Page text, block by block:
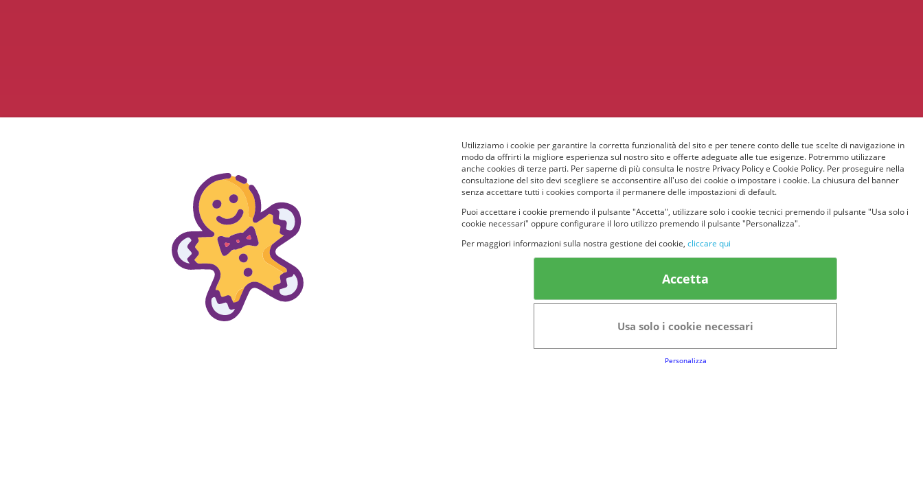
© provaprodottigratis.it 2023 | All Rights Reserved.
FAQs
Regolamento del Servizio
Utilizziamo i cookie per garantire la corretta funzionalità del sito e per tenere conto delle tue scelte di navigazione in
modo da offrirti la migliore esperienza sul nostro sito e offerte adeguate alle tue esigenze. Potremmo utilizzare
anche cookies di terze parti. Per saperne di più consulta le nostre Privacy Policy e Cookie Policy. Per proseguire nella
consultazione del sito devi scegliere se acconsentire all'uso dei cookie o impostare i cookie. La chiusura del banner
senza accettare tutti i cookies comporta il permanere delle impostazioni di default.
Puoi accettare i cookie premendo il pulsante "Accetta", utilizzare solo i cookie tecnici premendo il pulsante "Usa solo i
cookie necessari" oppure configurare il loro utilizzo premendo il pulsante "Personalizza".
Per maggiori informazioni sulla nostra gestione dei cookie, cliccare qui
Accetta
Usa solo i cookie necessari
Personalizza